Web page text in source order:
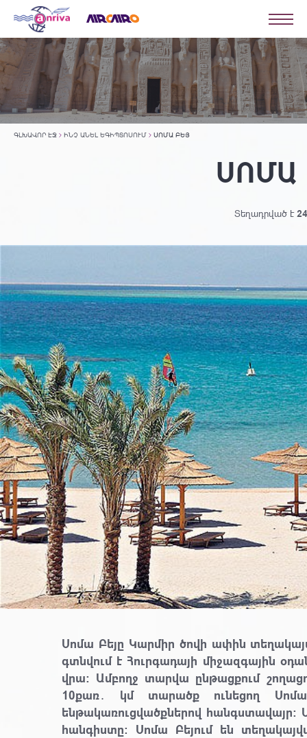
ԳԼԽԱՎՈՐ ԷՋ ԻՆՉ ԱՆԵԼ ԵԳԻՊՏՈՍՈՒՄ ՍՈՄԱ ԲԵՅ
ՍՈՄԱ
Տեղադրված է
Սոմա Բեյը Կարմիր ծովի ափին
գտնվում է Հուրգադայի միջազգային
վրա։ Ամբողջ տարվա ընթացքում
10քառ․ կմ տարածք ունեցող
ենթակառուցվածքներով
հանգիստը։ Սոմա Բեյում են